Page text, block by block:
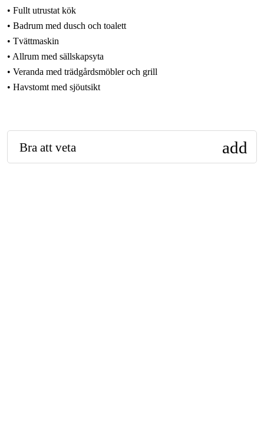
• Fullt utrustat kök
• Badrum med dusch och toalett
• Tvättmaskin
• Allrum med sällskapsyta
• Veranda med trädgårdsmöbler och grill
• Havstomt med sjöutsikt
Bra att veta add